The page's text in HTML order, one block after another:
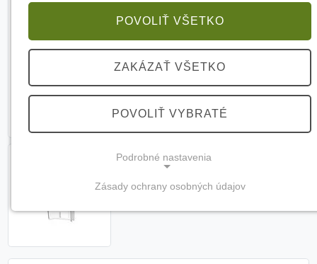
POVOLIŤ VŠETKO
ZAKÁZAŤ VŠETKO
POVOLIŤ VYBRATÉ
Podrobné nastavenia
(vždy aktívne, nemožno vypnúť)
Tieto cookies sú potrebné na správne fungovanie
Zásady ochrany osobných údajov